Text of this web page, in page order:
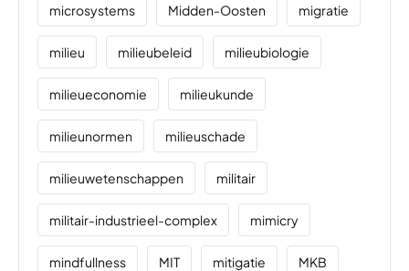
microsystems Midden-Oosten migratie
milieu milieubeleid milieubiologie
milieueconomie milieukunde
milieunormen milieuschade
milieuwetenschappen militair
militair-industrieel-complex mimicry
mindfullness MIT mitigatie MKB